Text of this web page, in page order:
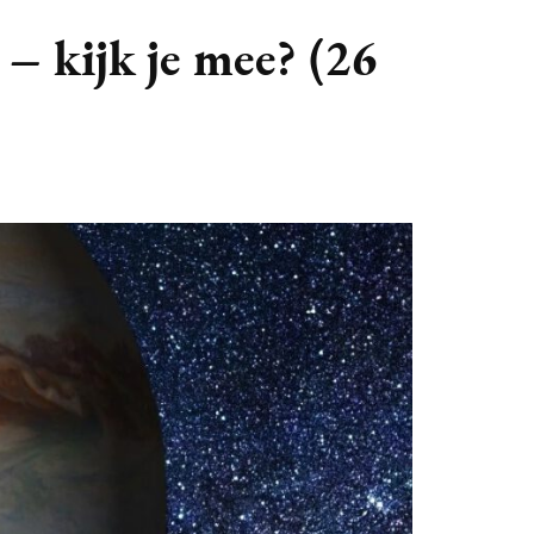
(BULLET) JOURNALLING
DUURZAAMHEID
WILDPLUKKEN
GEZOCHT!
NIEUWS
SAMENWERKEN
CONTACT
kijk je mee? (26